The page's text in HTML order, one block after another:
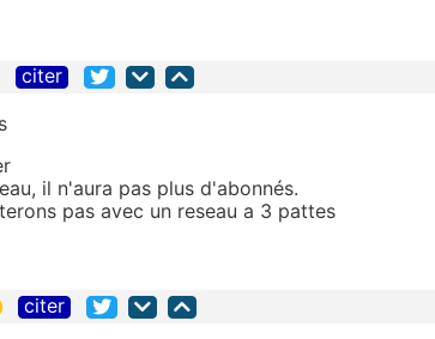
citer
il n'aura pas plus d'abonnés.
pas avec un reseau a 3 pattes
citer